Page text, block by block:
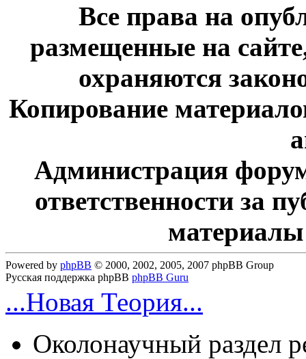
Все права на
размещенные на
охраняются
Копирование
Администрация
ответственности за
Powered by phpBB © 2000, 2002, 2005, 2007 phpBB Group
Русская поддержка phpBB phpBB Guru
...Новая Теория...
Околонаучный раздел